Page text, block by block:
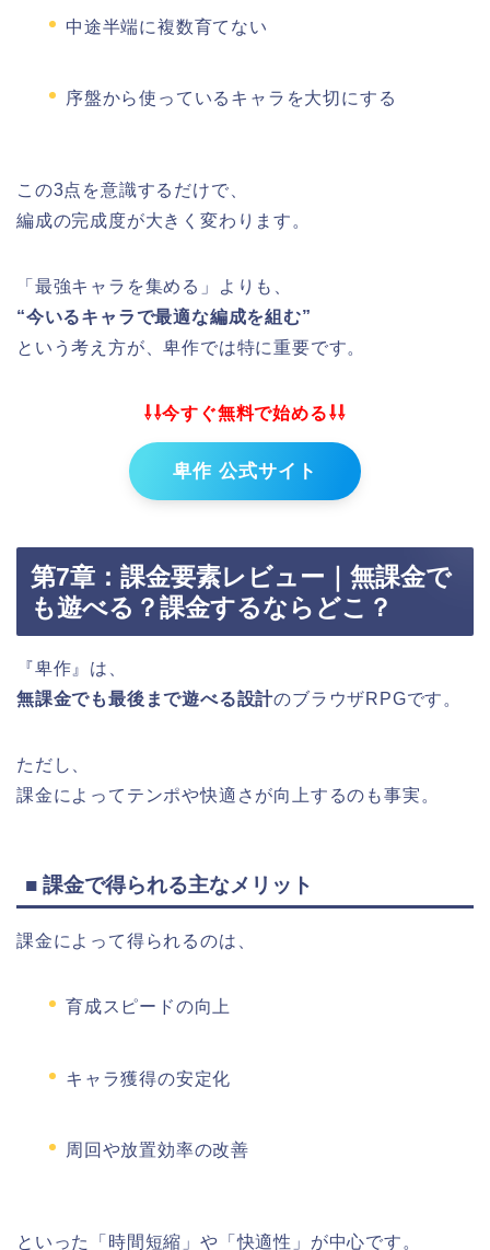
中途半端に複数育てない
序盤から使っているキャラを大切にする
この3点を意識するだけで、
編成の完成度が大きく変わります。
「最強キャラを集める」よりも、
“今いるキャラで最適な編成を組む”
という考え方が、卑作では特に重要です。
⇩⇩今すぐ無料で始める⇩⇩
卑作 公式サイト
第7章：課金要素レビュー｜無課金で
も遊べる？課金するならどこ？
『卑作』は、
無課金でも最後まで遊べる設計のブラウザRPGです。
ただし、
課金によってテンポや快適さが向上するのも事実。
■ 課金で得られる主なメリット
課金によって得られるのは、
育成スピードの向上
キャラ獲得の安定化
周回や放置効率の改善
といった「時間短縮」や「快適性」が中心です。